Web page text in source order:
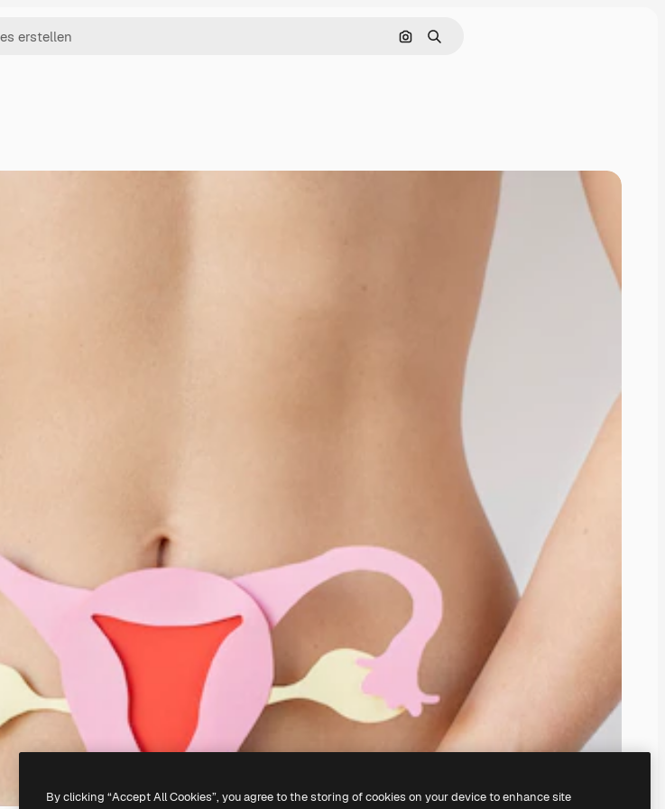
Nach Bild suchen
Suchen
By clicking “Accept All Cookies”, you agree to the storing of cookies on your device to enhance site